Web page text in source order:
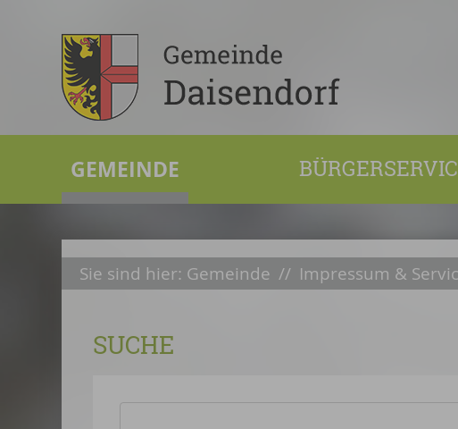
GEMEINDE
Sie sind hier: Gemeinde // Impressum &
SUCHE